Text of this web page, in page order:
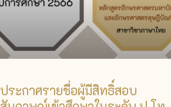
ประกาศรายชื่อผู้มีสิทธิ์สอบ